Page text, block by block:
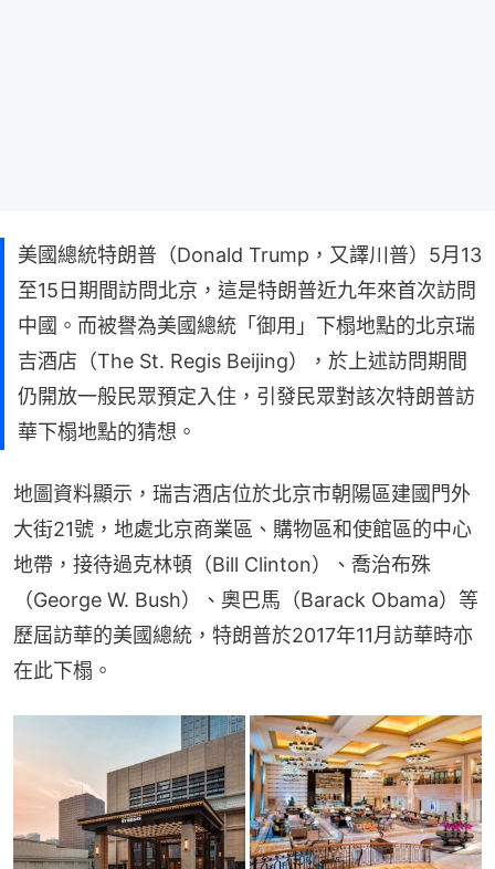
美國總統特朗普（Donald Trump，又譯川普）5月13
至15日期間訪問北京，這是特朗普近九年來首次訪問
中國。而被譽為美國總統「御用」下榻地點的北京瑞
吉酒店（The St. Regis Beijing），於上述訪問期間
仍開放一般民眾預定入住，引發民眾對該次特朗普訪
華下榻地點的猜想。
地圖資料顯示，瑞吉酒店位於北京市朝陽區建國門外
大街21號，地處北京商業區、購物區和使館區的中心
地帶，接待過克林頓（Bill Clinton）、喬治布殊
（George W. Bush）、奧巴馬（Barack Obama）等
歷屆訪華的美國總統，特朗普於2017年11月訪華時亦
在此下榻。